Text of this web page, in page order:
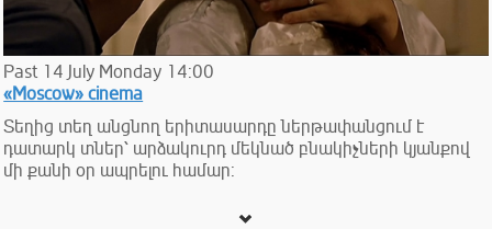
Past 14 July Monday 14:00
«Moscow» cinema
Տեղից տեղ անցնող երիտասարդը ներթափանցում է
դատարկ տներ՝ արձակուրդ մեկնած բնակիչների կյանքով
մի քանի օր ապրելու համար: